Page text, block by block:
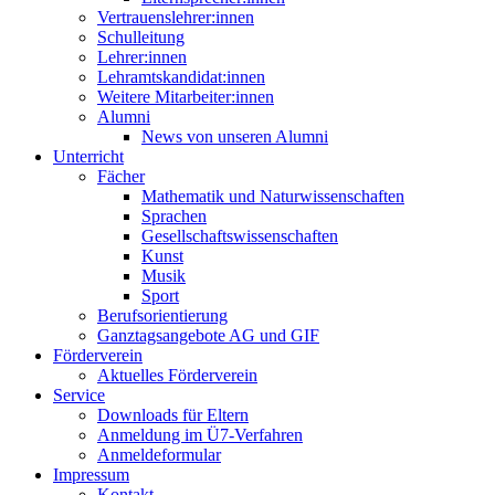
Vertrauenslehrer:innen
Schulleitung
Lehrer:innen
Lehramtskandidat:innen
Weitere Mitarbeiter:innen
Alumni
News von unseren Alumni
Unterricht
Fächer
Mathematik und Naturwissenschaften
Sprachen
Gesellschaftswissenschaften
Kunst
Musik
Sport
Berufsorientierung
Ganztagsangebote AG und GIF
Förderverein
Aktuelles Förderverein
Service
Downloads für Eltern
Anmeldung im Ü7-Verfahren
Anmeldeformular
Impressum